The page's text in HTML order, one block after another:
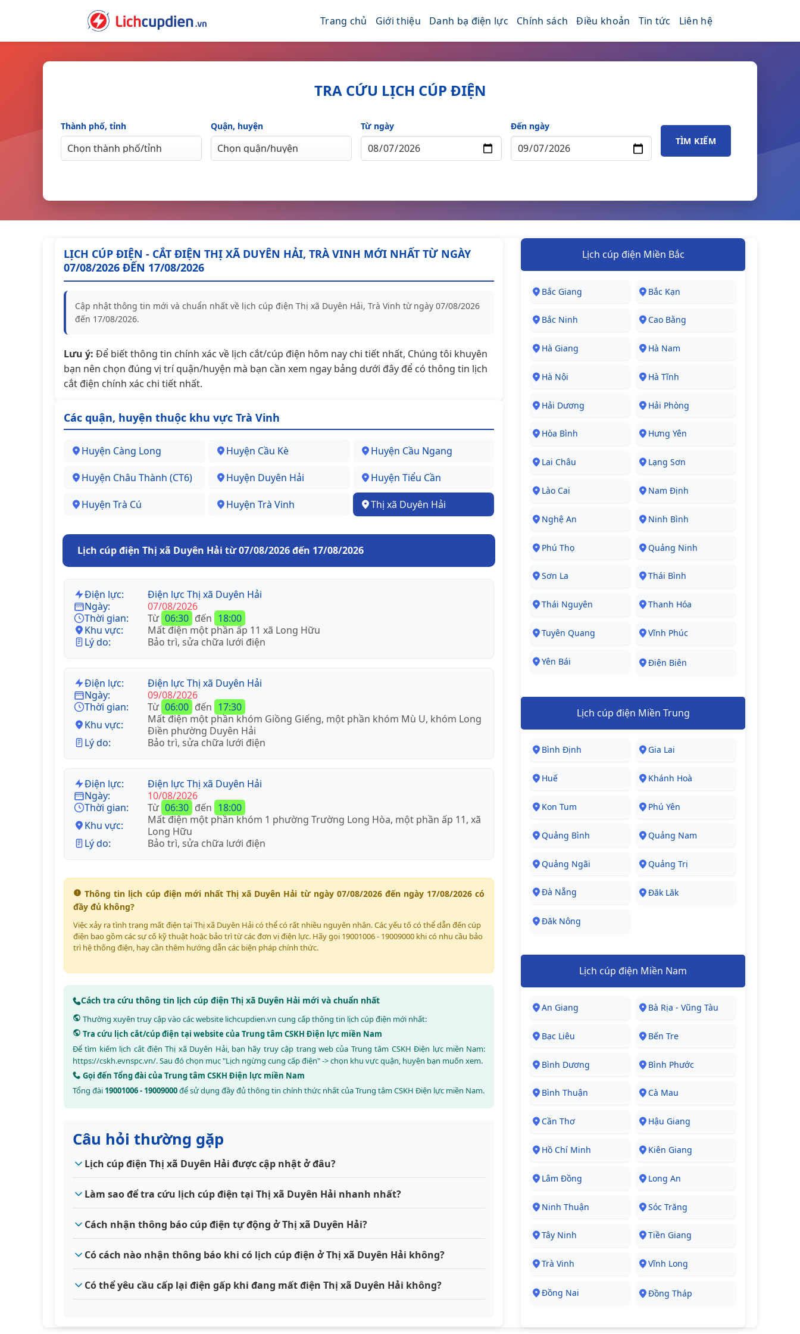
Trang chủ Giới thiệu Danh bạ điện lực Chính sách Điều khoản Tin tức Liên hệ
TRA CỨU LỊCH CÚP ĐIỆN
Thành phố, tỉnh Quận, huyện Từ ngày
Đến ngày
TÌM KIẾM
LỊCH CÚP ĐIỆN - CẮT ĐIỆN THỊ XÃ DUYÊN HẢI, TRÀ VINH MỚI NHẤT TỪ NGÀY
07/08/2026 ĐẾN 17/08/2026
Cập nhật thông tin mới và chuẩn nhất về lịch cúp điện Thị xã Duyên Hải, Trà Vinh từ ngày 07/08/2026
đến 17/08/2026.
Lưu ý: Để biết thông tin chính xác về lịch cắt/cúp điện hôm nay chi tiết nhất, Chúng tôi khuyên
bạn nên chọn đúng vị trí quận/huyện mà bạn cần xem ngay bảng dưới đây để có thông tin lịch
cắt điện chính xác chi tiết nhất.
Các quận, huyện thuộc khu vực Trà Vinh
Huyện Càng Long Huyện Cầu Kè Huyện Cầu Ngang
Huyện Châu Thành (CT6) Huyện Duyên Hải Huyện Tiểu Cần
Huyện Trà Cú Huyện Trà Vinh Thị xã Duyên Hải
Lịch cúp điện Thị xã Duyên Hải từ 07/08/2026 đến 17/08/2026
Điện lực:
Điện lực Thị xã Duyên Hải
Ngày:
07/08/2026
Thời gian:
Từ 06:30 đến 18:00
Khu vực:
Mất điện một phần ấp 11 xã Long Hữu
Lý do:
Bảo trì, sửa chữa lưới điện
Điện lực:
Điện lực Thị xã Duyên Hải
Ngày:
09/08/2026
Thời gian:
Từ 06:00 đến 17:30
Khu vực:
Mất điện một phần khóm Giồng Giếng, một phần khóm Mù U, khóm Long
Điền phường Duyên Hải
Lý do:
Bảo trì, sửa chữa lưới điện
Điện lực:
Điện lực Thị xã Duyên Hải
Ngày:
10/08/2026
Thời gian:
Từ 06:30 đến 18:00
Khu vực:
Mất điện một phần khóm 1 phường Trường Long Hòa, một phần ấp 11, xã
Long Hữu
Lý do:
Bảo trì, sửa chữa lưới điện
Thông tin lịch cúp điện mới nhất Thị xã Duyên Hải từ ngày 07/08/2026 đến ngày 17/08/2026 có
đầy đủ không?
Việc xảy ra tình trạng mất điện tại Thị xã Duyên Hải có thể có rất nhiều nguyên nhân. Các yếu tố có thể dẫn đến cúp
điện bao gồm các sự cố kỹ thuật hoặc bảo trì từ các đơn vị điện lực. Hãy gọi 19001006 - 19009000 khi có nhu cầu bảo
trì hệ thống điện, hay cần thêm hướng dẫn các biện pháp chính thức.
Cách tra cứu thông tin lịch cúp điện Thị xã Duyên Hải mới và chuẩn nhất
Thường xuyên truy cập vào các website lichcupdien.vn cung cấp thông tin lịch cúp điện mới nhất:
Tra cứu lịch cắt/cúp điện tại website của Trung tâm CSKH Điện lực miền Nam
Để tìm kiếm lịch cắt điện Thị xã Duyên Hải, bạn hãy truy cập trang web của Trung tâm CSKH Điện lực miền Nam:
https://cskh.evnspc.vn/. Sau đó chọn mục "Lịch ngừng cung cấp điện" -> chọn khu vực quận, huyện bạn muốn xem.
Gọi đến Tổng đài của Trung tâm CSKH Điện lực miền Nam
Tổng đài 19001006 - 19009000để sử dụng đầy đủ thông tin chính thức nhất của Trung tâm CSKH Điện lực miền Nam.
Câu hỏi thường gặp
Lịch cúp điện Thị xã Duyên Hải được cập nhật ở đâu?
Làm sao để tra cứu lịch cúp điện tại Thị xã Duyên Hải nhanh nhất?
Cách nhận thông báo cúp điện tự động ở Thị xã Duyên Hải?
Có cách nào nhận thông báo khi có lịch cúp điện ở Thị xã Duyên Hải không?
Có thể yêu cầu cấp lại điện gấp khi đang mất điện Thị xã Duyên Hải không?
Lịch cúp điện Miền Bắc
Bắc Giang Bắc Kạn
Bắc Ninh Cao Bằng
Hà Giang Hà Nam
Hà Nội Hà Tĩnh
Hải Dương Hải Phòng
Hòa Bình Hưng Yên
Lai Châu Lạng Sơn
Lào Cai Nam Định
Nghệ An Ninh Bình
Phú Thọ Quảng Ninh
Sơn La Thái Bình
Thái Nguyên Thanh Hóa
Tuyên Quang Vĩnh Phúc
Yên Bái Điện Biên
Lịch cúp điện Miền Trung
Bình Định Gia Lai
Huế Khánh Hoà
Kon Tum Phú Yên
Quảng Bình Quảng Nam
Quảng Ngãi Quảng Trị
Đà Nẵng Đăk Lăk
Đăk Nông
Lịch cúp điện Miền Nam
An Giang Bà Rịa - Vũng Tàu
Bạc Liêu Bến Tre
Bình Dương Bình Phước
Bình Thuận Cà Mau
Cần Thơ Hậu Giang
Hồ Chí Minh Kiên Giang
Lâm Đồng Long An
Ninh Thuận Sóc Trăng
Tây Ninh Tiền Giang
Trà Vinh Vĩnh Long
Đồng Nai Đồng Tháp